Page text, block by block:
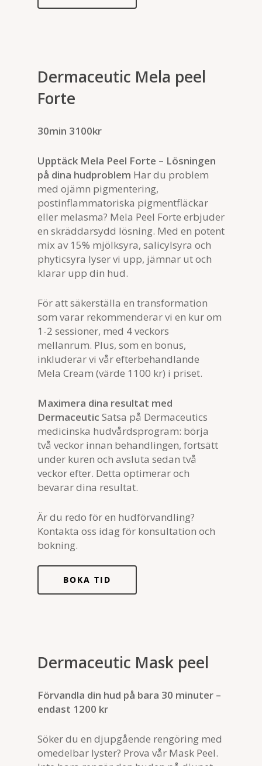
Dermaceutic Mela peel
Forte
30min 3100kr
Upptäck Mela Peel Forte – Lösningen
på dina hudproblem Har du problem
med ojämn pigmentering,
postinflammatoriska pigmentfläckar
eller melasma? Mela Peel Forte erbjuder
en skräddarsydd lösning. Med en potent
mix av 15% mjölksyra, salicylsyra och
phyticsyra lyser vi upp, jämnar ut och
klarar upp din hud.
För att säkerställa en transformation
som varar rekommenderar vi en kur om
1-2 sessioner, med 4 veckors
mellanrum. Plus, som en bonus,
inkluderar vi vår efterbehandlande
Mela Cream (värde 1100 kr) i priset.
Maximera dina resultat med
Dermaceutic Satsa på Dermaceutics
medicinska hudvårdsprogram: börja
två veckor innan behandlingen, fortsätt
under kuren och avsluta sedan två
veckor efter. Detta optimerar och
bevarar dina resultat.
Är du redo för en hudförvandling?
Kontakta oss idag för konsultation och
bokning.
BOKA TID
Dermaceutic Mask peel
Förvandla din hud på bara 30 minuter –
endast 1200 kr
Söker du en djupgående rengöring med
omedelbar lyster? Prova vår Mask Peel.